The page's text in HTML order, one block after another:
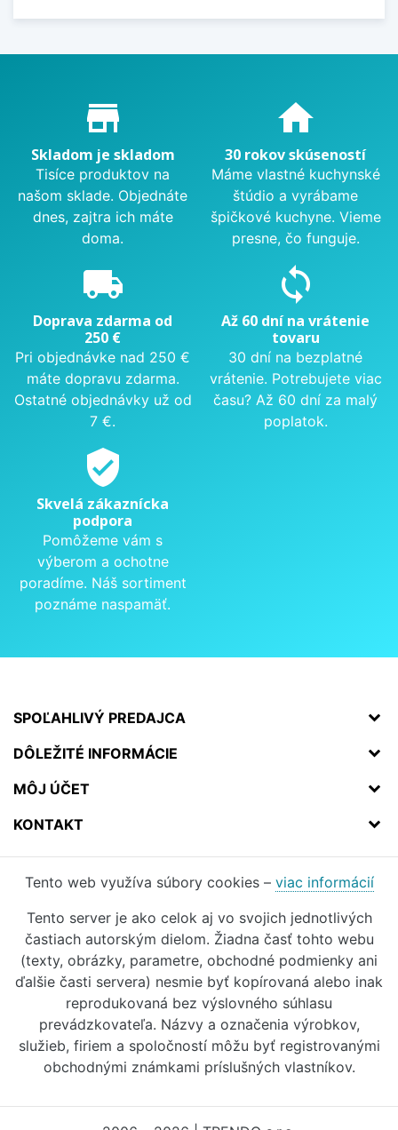
Proč nakupovat u nás?
store_mall_directory
Skladom je skladom
Tisíce produktov na
našom sklade. Objednáte
dnes, zajtra ich máte
doma.
home
30 rokov skúseností
Máme vlastné kuchynské
štúdio a vyrábame
špičkové kuchyne. Vieme
presne, čo funguje.
local_shipping
Doprava zdarma od
250 €
Pri objednávke nad 250 €
máte dopravu zdarma.
Ostatné objednávky už od
7 €.
sync
Až 60 dní na vrátenie
tovaru
30 dní na bezplatné
vrátenie. Potrebujete viac
času? Až 60 dní za malý
poplatok.
verified_user
Skvelá zákaznícka
podpora
Pomôžeme vám s
výberom a ochotne
poradíme. Náš sortiment
poznáme naspamäť.
SPOĽAHLIVÝ PREDAJCA
DÔLEŽITÉ INFORMÁCIE
MÔJ ÚČET
KONTAKT
Tento web využíva súbory cookies – viac informácií
Tento server je ako celok aj vo svojich jednotlivých
častiach autorským dielom. Žiadna časť tohto webu
(texty, obrázky, parametre, obchodné podmienky ani
ďalšie časti servera) nesmie byť kopírovaná alebo inak
reprodukovaná bez výslovného súhlasu
prevádzkovateľa. Názvy a označenia výrobkov,
služieb, firiem a spoločností môžu byť registrovanými
obchodnými známkami príslušných vlastníkov.